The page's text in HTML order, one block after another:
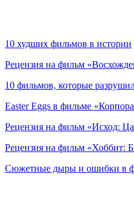
10 худших фильмов в истории
Рецензия на фильм
10 фильмов, которые
Easter Eggs в фильме
Рецензия на фильм «Исход:
Рецензия на фильм «Хоббит:
Сюжетные дыры и ошибки в